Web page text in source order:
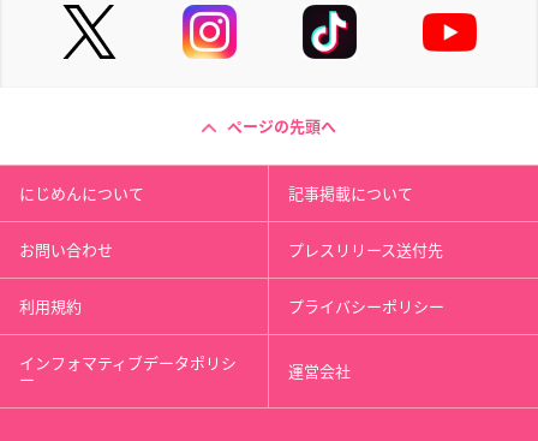
ページの先頭へ
にじめんについて 記事掲載について
お問い合わせ プレスリリース送付先
利用規約 プライバシーポリシー
インフォマティブデータポリシ
ー 運営会社